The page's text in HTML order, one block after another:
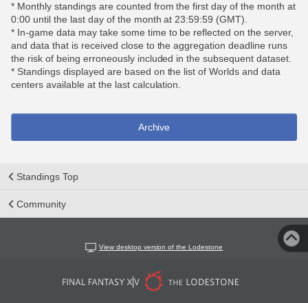
* Monthly standings are counted from the first day of the month at
0:00 until the last day of the month at 23:59:59 (GMT).
* In-game data may take some time to be reflected on the server,
and data that is received close to the aggregation deadline runs
the risk of being erroneously included in the subsequent dataset.
* Standings displayed are based on the list of Worlds and data
centers available at the last calculation.
Archive
Standings Top
Community
View desktop version of the Lodestone